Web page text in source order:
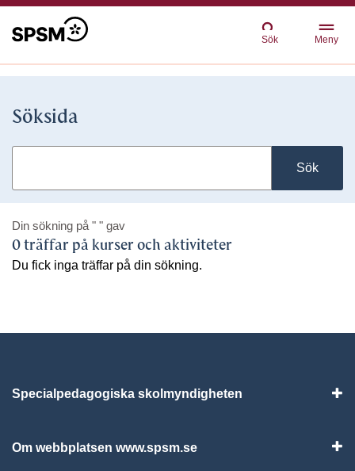
Sök Meny
Söksida
Sök
Din sökning på " " gav
0 träffar på kurser och aktiviteter
Du fick inga träffar på din sökning.
Specialpedagogiska skolmyndigheten
Om webbplatsen www.spsm.se